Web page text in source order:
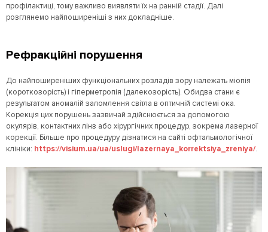
профілактиці, тому важливо виявляти їх на ранній стадії. Далі
розглянемо найпоширеніші з них докладніше.
Рефракційні порушення
До найпоширеніших функціональних розладів зору належать міопія
(короткозорість) і гіперметропія (далекозорість). Обидва стани є
результатом аномалій заломлення світла в оптичній системі ока.
Корекція цих порушень зазвичай здійснюється за допомогою
окулярів, контактних лінз або хірургічних процедур, зокрема лазерної
корекції. Більше про процедуру дізнатися на сайті офтальмологічної
клініки: https://visium.ua/ua/uslugi/lazernaya_korrektsiya_zreniya/.